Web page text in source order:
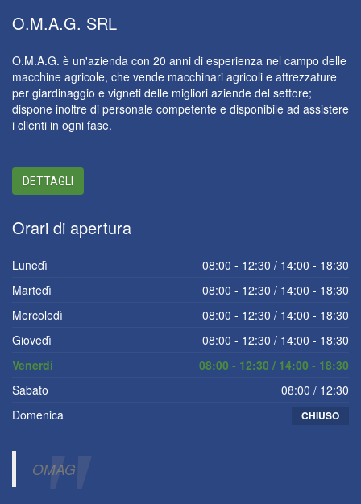
O.M.A.G. SRL
O.M.A.G. è un'azienda con 20 anni di esperienza nel campo delle
macchine agricole, che vende macchinari agricoli e attrezzature
per giardinaggio e vigneti delle migliori aziende del settore;
dispone inoltre di personale competente e disponibile ad assistere
i clienti in ogni fase.
DETTAGLI
Orari di apertura
Lunedì
08:00 - 12:30 / 14:00 - 18:30
Martedì
08:00 - 12:30 / 14:00 - 18:30
Mercoledì
08:00 - 12:30 / 14:00 - 18:30
Giovedì
08:00 - 12:30 / 14:00 - 18:30
Venerdì
08:00 - 12:30 / 14:00 - 18:30
Sabato
08:00 / 12:30
Domenica
CHIUSO
OMAG